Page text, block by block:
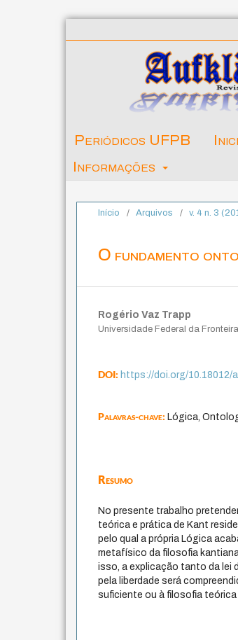
Periódicos UFPB
Informações
Início / Arquivos / v. 4 n. 3
O fundamento
Rogério Vaz Trapp
Universidade Federal da
DOI:https://doi.org/10.18012/
Palavras-chave:Lógica,
Resumo
No presente trabalho
teórica e prática de Kant
pelo qual a própria Lógica
metafísico da filosofia
isso, a explicação tanto da lei
pela liberdade será
suficiente ou à filosofia teórica